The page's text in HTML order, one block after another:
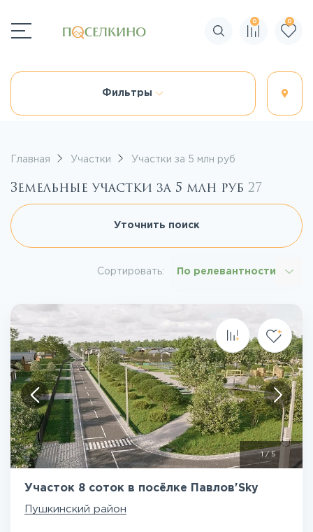
Поиск по сайту
0 0
Фильтры
Главная Участки Участки за 5 млн руб
Земельные участки за 5 млн руб 27
Уточнить поиск
Сортировать: По релевантности
1/5
Участок 8 соток в посёлке Павлов'Sky
Пушкинский район